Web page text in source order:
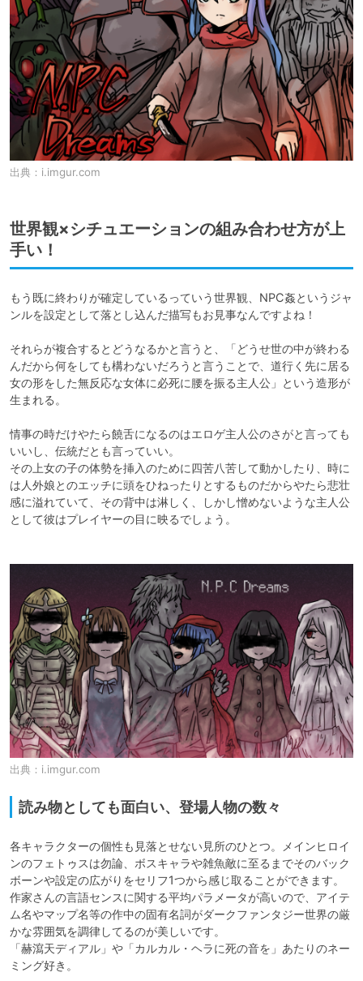
出典： i.imgur.com
世界観×シチュエーションの組み合わせ方が上
手い！
もう既に終わりが確定しているっていう世界観、NPC姦というジャ
ンルを設定として落とし込んだ描写もお見事なんですよね！
それらが複合するとどうなるかと言うと、「どうせ世の中が終わる
んだから何をしても構わないだろうと言うことで、道行く先に居る
女の形をした無反応な女体に必死に腰を振る主人公」という造形が
生まれる。
情事の時だけやたら饒舌になるのはエロゲ主人公のさがと言っても
いいし、伝統だとも言っていい。
その上女の子の体勢を挿入のために四苦八苦して動かしたり、時に
は人外娘とのエッチに頭をひねったりとするものだからやたら悲壮
感に溢れていて、その背中は淋しく、しかし憎めないような主人公
として彼はプレイヤーの目に映るでしょう。
出典： i.imgur.com
読み物としても面白い、登場人物の数々
各キャラクターの個性も見落とせない見所のひとつ。メインヒロイ
ンのフェトゥスは勿論、ボスキャラや雑魚敵に至るまでそのバック
ボーンや設定の広がりをセリフ1つから感じ取ることができます。
作家さんの言語センスに関する平均パラメータが高いので、アイテ
ム名やマップ名等の作中の固有名詞がダークファンタジー世界の厳
かな雰囲気を調律してるのが美しいです。
「赫瀉天ディアル」や「カルカル・ヘラに死の音を」あたりのネー
ミング好き。